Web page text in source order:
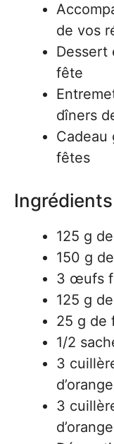
de vos
Dessert
fête
dîners
Cadeau
fêtes
125 g
150 g
3 œufs
125 g
25 g de
1/2
3
3